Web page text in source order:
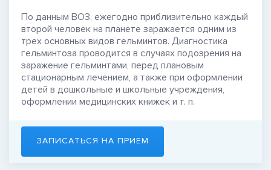
По данным ВОЗ, ежегодно приблизительно каждый
второй человек на планете заражается одним из
трех основных видов гельминтов. Диагностика
гельминтоза проводится в случаях подозрения на
заражение гельминтами, перед плановым
стационарным лечением, а также при оформлении
детей в дошкольные и школьные учреждения,
оформлении медицинских книжек и т. п.
ЗАПИСАТЬСЯ НА ПРИЕМ